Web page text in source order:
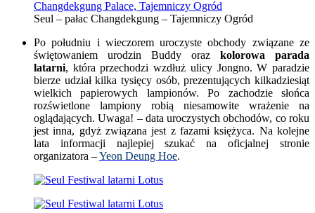
Seul – pałac Changdekgung – Tajemniczy Ogród
Po południu i wieczorem uroczyste obchody związane ze
świętowaniem urodzin Buddy oraz kolorowa parada
latarni, która przechodzi wzdłuż ulicy Jongno. W paradzie
bierze udział kilka tysięcy osób, prezentujących kilkadziesiąt
wielkich papierowych lampionów. Po zachodzie słońca
rozświetlone lampiony robią niesamowite wrażenie na
oglądających. Uwaga! – data uroczystych obchodów, co roku
jest inna, gdyż związana jest z fazami księżyca. Na kolejne
lata informacji najlepiej szukać naoficjalnej stronie
organizatora –Yeon Deung Hoe.